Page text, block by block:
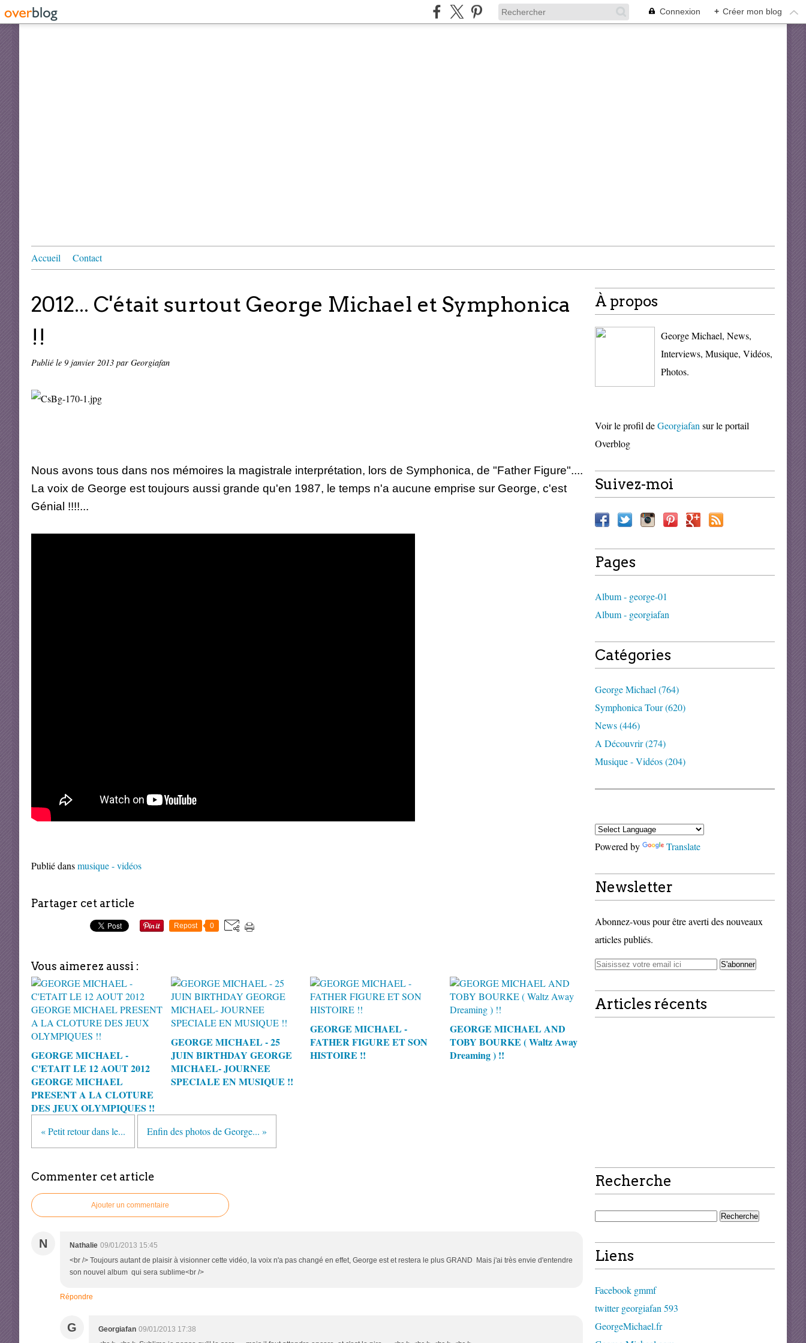
Connexion + Créer mon blog
Accueil Contact
2012... C'était surtout George Michael et Symphonica
!!
Publié le 9 janvier 2013 par Georgiafan
Nous avons tous dans nos mémoires la magistrale interprétation, lors de Symphonica, de "Father Figure"....
La voix de George est toujours aussi grande qu'en 1987, le temps n'a aucune emprise sur George, c'est
Génial !!!!...
Publié dansmusique - vidéos
Partager cet article
Repost 0
Vous aimerez aussi :
GEORGE MICHAEL -
C'ETAIT LE 12 AOUT 2012
GEORGE MICHAEL
PRESENT A LA CLOTURE
DES JEUX OLYMPIQUES !!
GEORGE MICHAEL - 25
JUIN BIRTHDAY GEORGE
MICHAEL- JOURNEE
SPECIALE EN MUSIQUE !!
GEORGE MICHAEL -
FATHER FIGURE ET SON
HISTOIRE !!
GEORGE MICHAEL AND
TOBY BOURKE ( Waltz Away
Dreaming ) !!
« Petit retour dans le... Enfin des photos de George... »
Commenter cet article
Ajouter un commentaire
N Nathalie 09/01/2013 15:45
<br /> Toujours autant de plaisir à visionner cette vidéo, la voix n'a pas changé en effet, George est et restera le plus GRAND Mais j'ai très envie d'entendre
son nouvel album qui sera sublime<br />
Répondre
G Georgiafan 09/01/2013 17:38
À propos
George Michael, News,
Interviews, Musique, Vidéos,
Photos.
Voir le profil deGeorgiafan sur le portail
Overblog
Suivez-moi
Pages
Album - george-01
Album - georgiafan
Catégories
George Michael (764)
Symphonica Tour (620)
News (446)
A Découvrir (274)
Musique - Vidéos (204)
Powered by Translate
Newsletter
Abonnez-vous pour être averti des nouveaux
articles publiés.
Articles récents
Recherche
Liens
Facebook gmmf
twitter georgiafan 593
GeorgeMichael.fr